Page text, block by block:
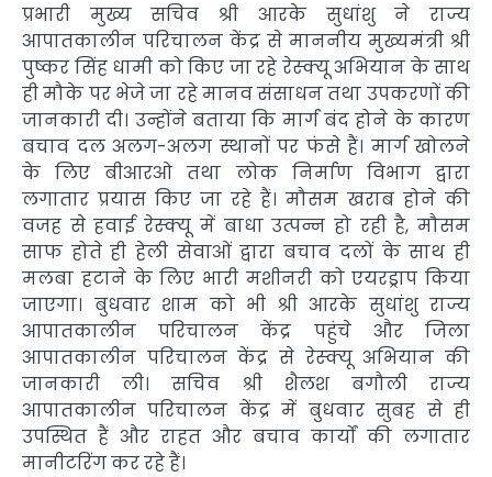
प्रभारी मुख्य सचिव श्री आरके सुधांशु ने राज्य
आपातकालीन परिचालन केंद्र से माननीय मुख्यमंत्री श्री
पुष्कर सिंह धामी को किए जा रहे रेस्क्यू अभियान के साथ
ही मौके पर भेजे जा रहे मानव संसाधन तथा उपकरणों की
जानकारी दी। उन्होंने बताया कि मार्ग बंद होने के कारण
बचाव दल अलग-अलग स्थानों पर फंसे हैं। मार्ग खोलने
के लिए बीआरओ तथा लोक निर्माण विभाग द्वारा
लगातार प्रयास किए जा रहे हैं। मौसम खराब होने की
वजह से हवाई रेस्क्यू में बाधा उत्पन्न हो रही है, मौसम
साफ होते ही हेली सेवाओं द्वारा बचाव दलों के साथ ही
मलबा हटाने के लिए भारी मशीनरी को एयरड्राप किया
जाएगा। बुधवार शाम को भी श्री आरके सुधांशु राज्य
आपातकालीन परिचालन केंद्र पहुंचे और जिला
आपातकालीन परिचालन केंद्र से रेस्क्यू अभियान की
जानकारी ली। सचिव श्री शैलश बगौली राज्य
आपातकालीन परिचालन केंद्र में बुधवार सुबह से ही
उपस्थित हैं और राहत और बचाव कार्यों की लगातार
मानीटरिंग कर रहे हैं।